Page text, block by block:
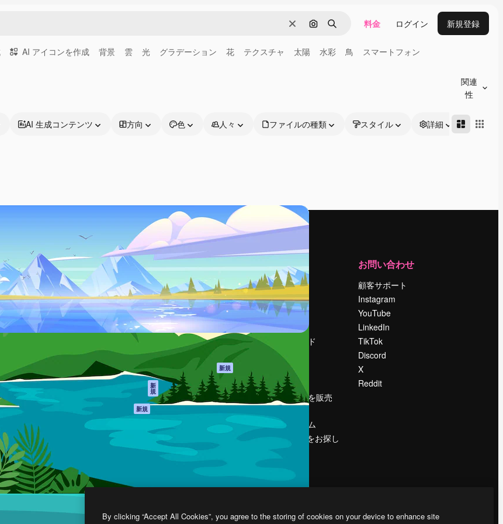
消去 画像で検索
検索 料金 ログイン 新規登録
AI アイコンを作成 背景 雲 光 グラデーション 花 テクスチャ 太陽 水彩 鳥 スマートフォン
関連
性
AI 生成コンテンツ 方向 色 人々 ファイルの種類 スタイル 詳細
作を導くためのプラ
ター、企業、代理
万人以上が利用して
製品
Spaces
AI アシスタント
AI 画像生成ツール
AI 動画生成ツール
AI 音声合成ツール
ストックコンテン
ツ
Claude/ChatGPT
新
規
エージェント 新規
API
モバイルアプリ
すべてのMagnificツ
はじめに
Academy
ドキュメント
サポート
プライバシーポリ
シー
オリジナル
新規
クッキーポリシー
トラストセンター
法人向け
運営
料金
会社概要
Reviews
採用情報
検索トレンド
ブログ
イベント
Slidesgo
コンテンツを販売
プレスルーム
magnific.aiをお探し
ですか？
お問い合わせ
顧客サポート
Instagram
YouTube
LinkedIn
TikTok
Discord
X
Reddit
Freepik Company S.L.U.無断複写・転載を禁じます
By clicking “Accept All Cookies”, you agree to the storing of cookies on your device to enhance site